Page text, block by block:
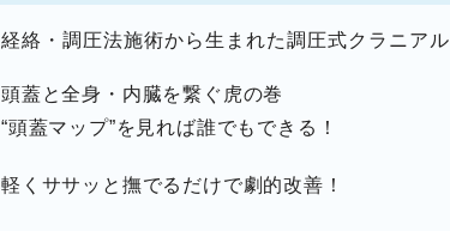
経絡・調圧法施術から生まれた調圧式クラニアル
頭蓋と全身・内臓を繋ぐ虎の巻
“頭蓋マップ”を見れば誰でもできる！
軽くササッと撫でるだけで劇的改善！